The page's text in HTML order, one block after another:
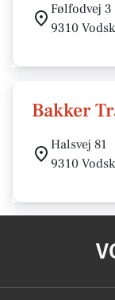
Følfodvej 3
9310
Bakker
Halsvej 81
9310